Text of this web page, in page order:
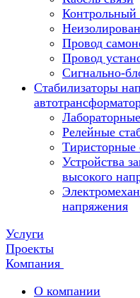
Контрольный
Провод
Провод
Сигнально-
Стабилизаторы
Релейные
Тиристорные
Устройства
высокого
напряжения
Услуги
Проекты
Компания
О компании